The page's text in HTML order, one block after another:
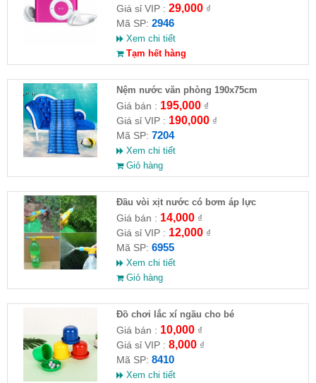
Giá sỉ VIP : 29,000₫
Mã SP: 2946
Xem chi tiết
Tạm hết hàng
Nệm nước văn phòng 190x75cm
Giá bán : 195,000₫
Giá sỉ VIP : 190,000₫
Mã SP: 7204
Xem chi tiết
Giỏ hàng
Đầu vòi xịt nước có bơm áp lực
Giá bán : 14,000₫
Giá sỉ VIP : 12,000₫
Mã SP: 6955
Xem chi tiết
Giỏ hàng
Đồ chơi lắc xí ngầu cho bé
Giá bán : 10,000₫
Giá sỉ VIP : 8,000₫
Mã SP: 8410
Xem chi tiết